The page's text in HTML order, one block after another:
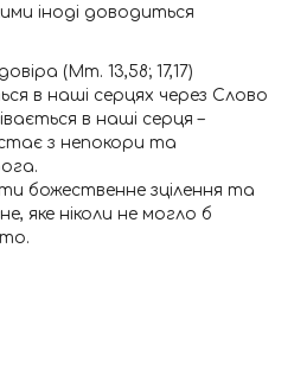
іноді доводиться
(Мт. 13,58; 17,17)
в наші серцях через Слово
в наші серця –
з непокори та
божественне зцілення та
яке ніколи не могло б